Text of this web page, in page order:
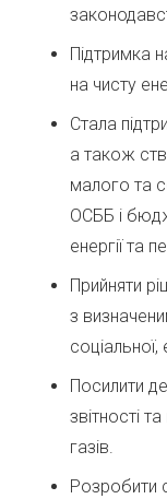
Підтримка
на чисту
Стала
а також
малого та
ОСББ і
енергії та
Прийняти
з
Посилити
звітності
газів.
Розробити